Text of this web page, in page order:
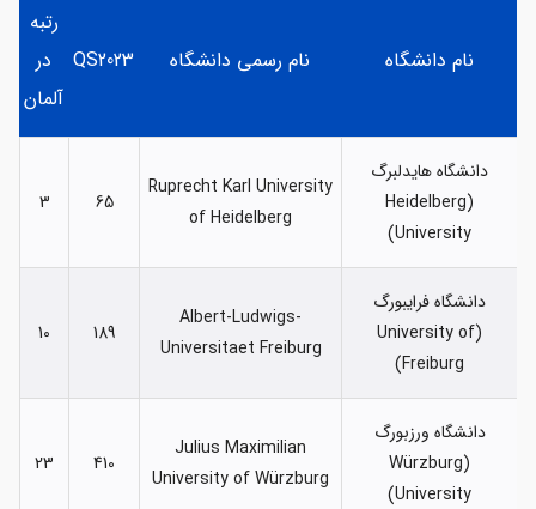
نام دانشگاه نام رسمی دانشگاه QS2023
رتبه
در
آلمان
دانشگاه هایدلبرگ
(Heidelberg
University)
Ruprecht Karl University
of Heidelberg
65
3
دانشگاه فرایبورگ
(University of
Freiburg)
Albert-Ludwigs-
Universitaet Freiburg
189
10
دانشگاه ورزبورگ
(Würzburg
University)
Julius Maximilian
University of Würzburg
410
23